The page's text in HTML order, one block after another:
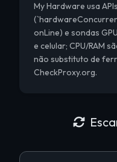
My Hardware usa
onLine) e sondas
e celular; CPU/RAM
não substituto de
CheckProxy.org.